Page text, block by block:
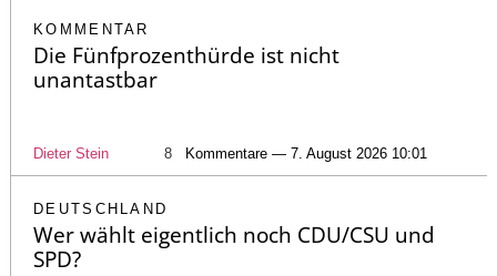
KOMMENTAR
Die Fünfprozenthürde ist nicht
unantastbar
Dieter Stein 8 Kommentare — 7. August 2026 10:01
DEUTSCHLAND
Wer wählt eigentlich noch CDU/CSU und
SPD?